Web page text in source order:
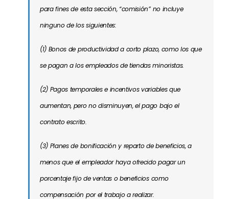
para fines de esta sección, “comisión” no incluye
ninguno de los siguientes:
(1) Bonos de productividad a corto plazo, como los que
se pagan a los empleados de tiendas minoristas.
(2) Pagos temporales e incentivos variables que
aumentan, pero no disminuyen, el pago bajo el
contrato escrito.
(3) Planes de bonificación y reparto de beneficios, a
menos que el empleador haya ofrecido pagar un
porcentaje fijo de ventas o beneficios como
compensación por el trabajo a realizar.